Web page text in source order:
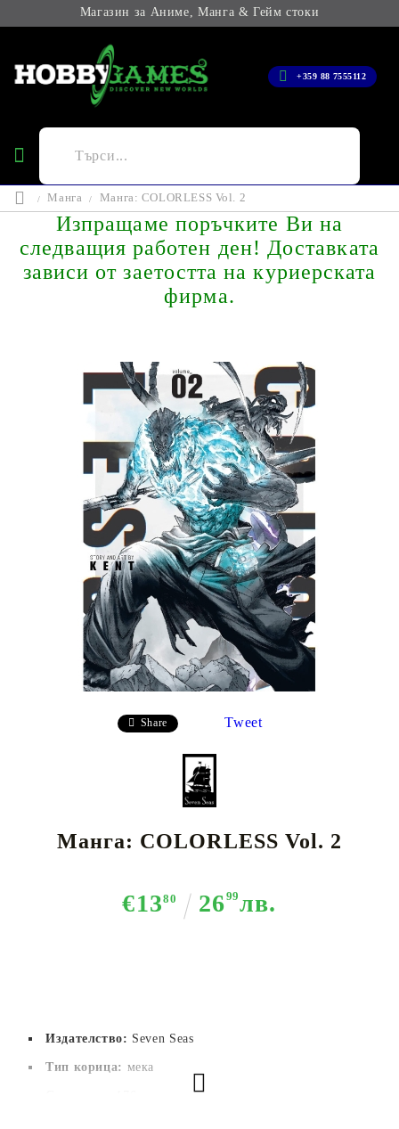
Магазин за Аниме, Манга & Гейм стоки
+359 88 7555112
Манга Манга: COLORLESS Vol. 2
Изпращаме поръчките Ви на
следващия работен ден! Доставката
зависи от заетостта на куриерската
фирма.
Share Tweet
Манга: COLORLESS Vol. 2
€1380 2699лв.
Издателство: Seven Seas
Тип корица: мека